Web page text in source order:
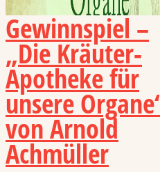
Gewinnspiel –
„Die Kräuter-
Apotheke für
unsere
von Arnold
Achmüller